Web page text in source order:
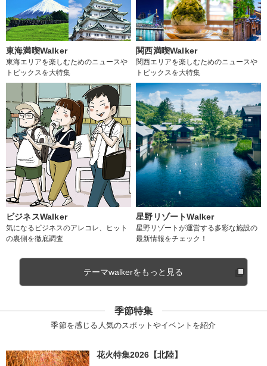
東海満喫Walker
東海エリアを楽しむためのニュースや
トピックスを大特集
関西満喫Walker
関西エリアを楽しむためのニュースや
トピックスを大特集
ビジネスWalker
気になるビジネスのアレコレ、ヒット
の裏側を徹底調査
星野リゾートWalker
星野リゾートが運営する多彩な施設の
最新情報をチェック！
テーマwalkerをもっと見る
季節特集
季節を感じる人気のスポットやイベントを紹介
花火特集2026【北陸】